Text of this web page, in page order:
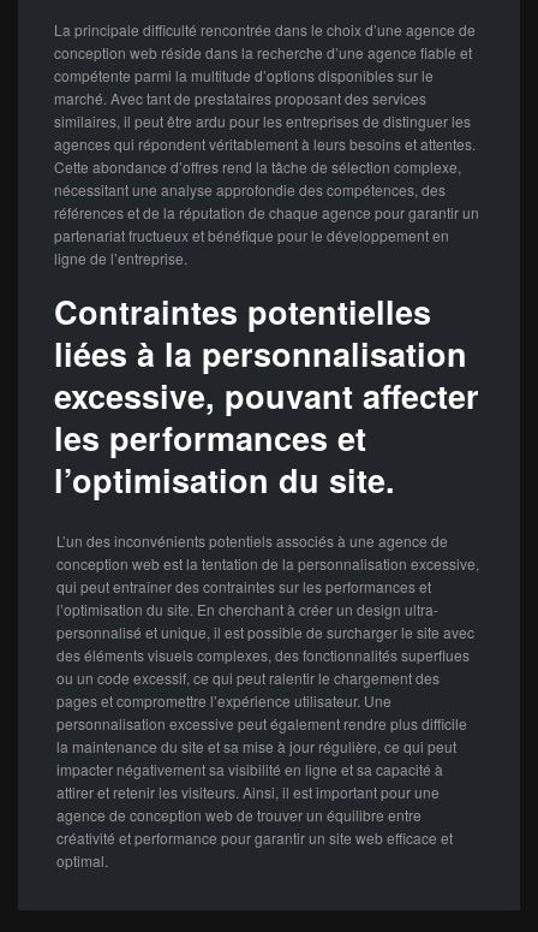
La principale difficulté rencontrée dans le choix d’une agence de
conception web réside dans la recherche d’une agence fiable et
compétente parmi la multitude d’options disponibles sur le
marché. Avec tant de prestataires proposant des services
similaires, il peut être ardu pour les entreprises de distinguer les
agences qui répondent véritablement à leurs besoins et attentes.
Cette abondance d’offres rend la tâche de sélection complexe,
nécessitant une analyse approfondie des compétences, des
références et de la réputation de chaque agence pour garantir un
partenariat fructueux et bénéfique pour le développement en
ligne de l’entreprise.
Contraintes potentielles
liées à la personnalisation
excessive, pouvant affecter
les performances et
l’optimisation du site.
L’un des inconvénients potentiels associés à une agence de
conception web est la tentation de la personnalisation excessive,
qui peut entraîner des contraintes sur les performances et
l’optimisation du site. En cherchant à créer un design ultra-
personnalisé et unique, il est possible de surcharger le site avec
des éléments visuels complexes, des fonctionnalités superflues
ou un code excessif, ce qui peut ralentir le chargement des
pages et compromettre l’expérience utilisateur. Une
personnalisation excessive peut également rendre plus difficile
la maintenance du site et sa mise à jour régulière, ce qui peut
impacter négativement sa visibilité en ligne et sa capacité à
attirer et retenir les visiteurs. Ainsi, il est important pour une
agence de conception web de trouver un équilibre entre
créativité et performance pour garantir un site web efficace et
optimal.